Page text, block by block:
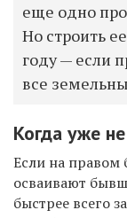
еще одно
Но строить
году — если
все
Когда уже
Если на правом
осваивают
быстрее всего